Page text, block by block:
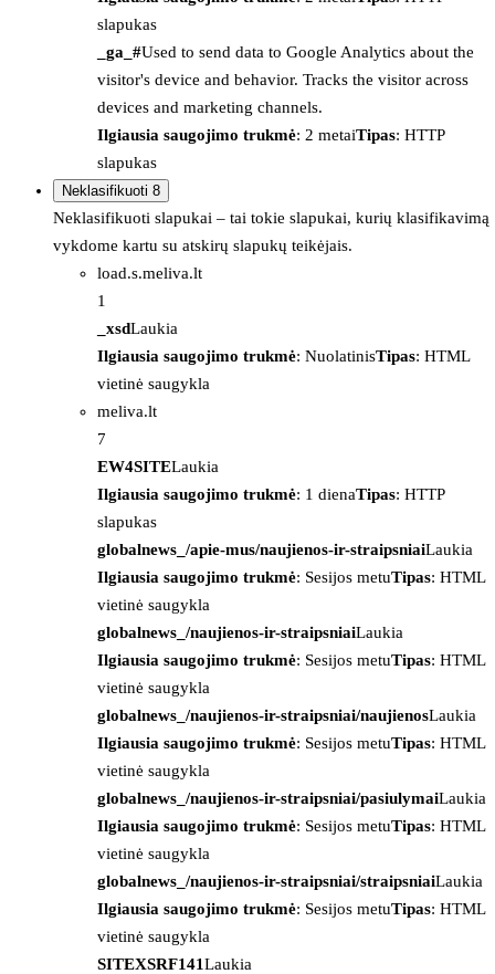
slapukas
_ga_#Used to send data to Google Analytics about the
visitor's device and behavior. Tracks the visitor across
devices and marketing channels.
Ilgiausia saugojimo trukmė: 2 metaiTipas: HTTP
slapukas
Neklasifikuoti 8
Neklasifikuoti slapukai – tai tokie slapukai, kurių klasifikavimą
vykdome kartu su atskirų slapukų teikėjais.
load.s.meliva.lt
1
_xsdLaukia
Ilgiausia saugojimo trukmė: NuolatinisTipas: HTML
vietinė saugykla
meliva.lt
7
EW4SITELaukia
Ilgiausia saugojimo trukmė: 1 dienaTipas: HTTP
slapukas
globalnews_/apie-mus/naujienos-ir-straipsniaiLaukia
Ilgiausia saugojimo trukmė: Sesijos metuTipas: HTML
vietinė saugykla
globalnews_/naujienos-ir-straipsniaiLaukia
Ilgiausia saugojimo trukmė: Sesijos metuTipas: HTML
vietinė saugykla
globalnews_/naujienos-ir-straipsniai/naujienosLaukia
Ilgiausia saugojimo trukmė: Sesijos metuTipas: HTML
vietinė saugykla
globalnews_/naujienos-ir-straipsniai/pasiulymaiLaukia
Ilgiausia saugojimo trukmė: Sesijos metuTipas: HTML
vietinė saugykla
globalnews_/naujienos-ir-straipsniai/straipsniaiLaukia
Ilgiausia saugojimo trukmė: Sesijos metuTipas: HTML
vietinė saugykla
SITEXSRF141Laukia